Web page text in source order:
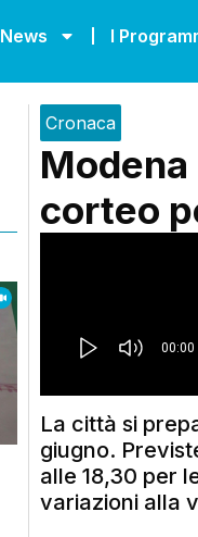
News I
Cronaca
Modena
corteo
La città si
giugno.
alle 18,30 per
variazioni alla